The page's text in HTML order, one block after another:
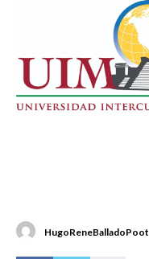
HugoReneBalladoPoot